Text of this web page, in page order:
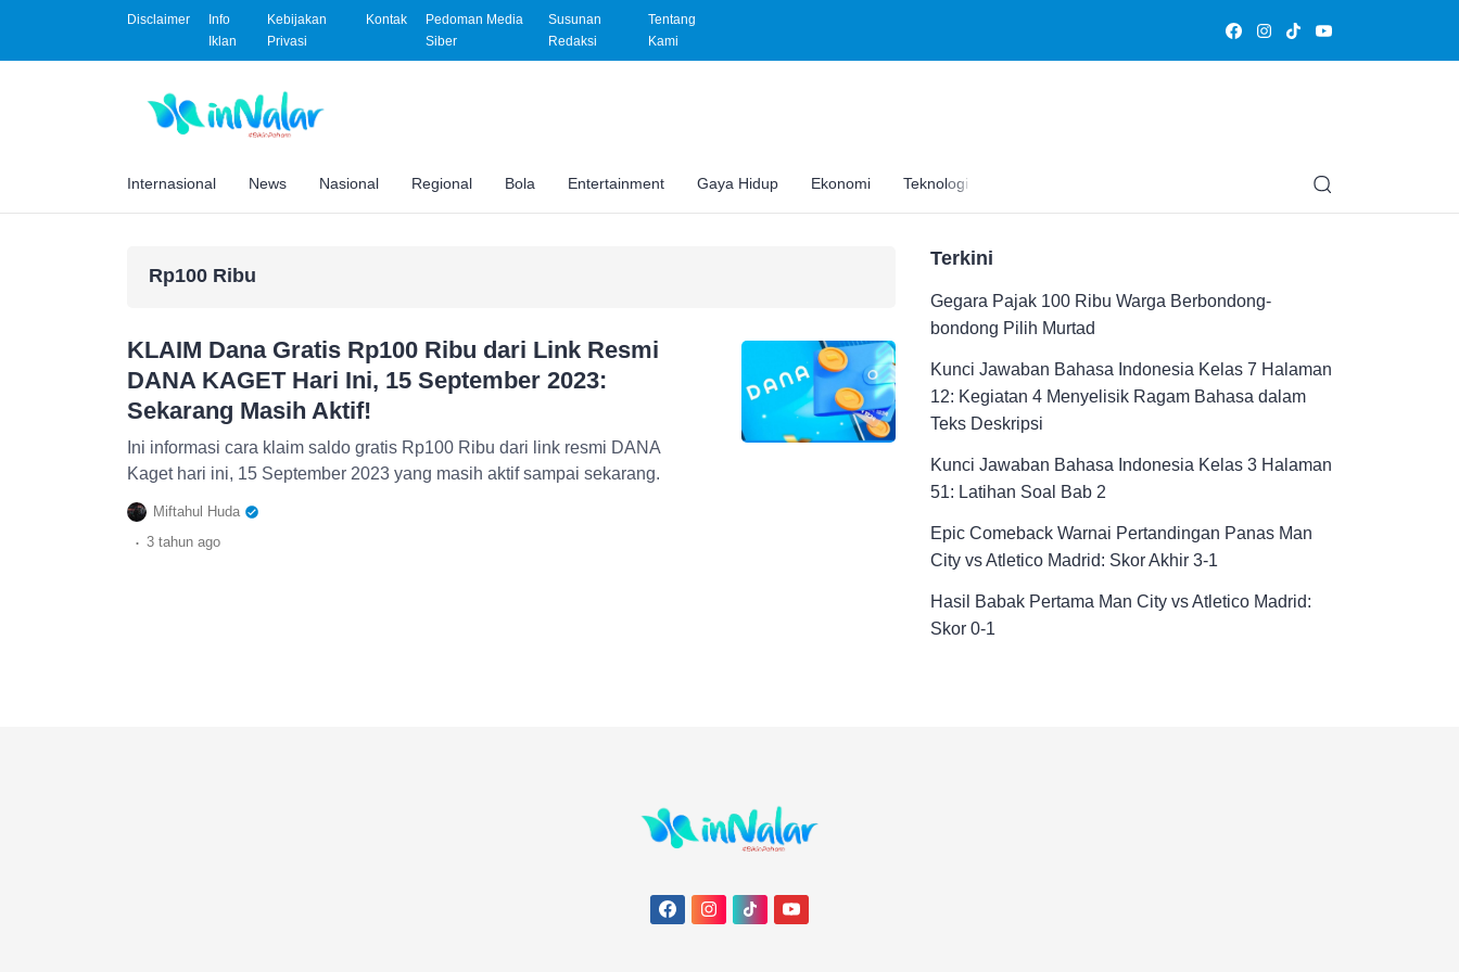
Disclaimer
Info
Iklan
Kebijakan
Privasi
Kontak
Pedoman Media
Siber
Susunan
Redaksi
Tentang
Kami
Internasional News Nasional Regional Bola Entertainment Gaya Hidup Ekonomi Teknologi Edukasi
Rp100 Ribu
KLAIM Dana Gratis Rp100 Ribu dari Link Resmi
DANA KAGET Hari Ini, 15 September 2023:
Sekarang Masih Aktif!
Ini informasi cara klaim saldo gratis Rp100 Ribu dari link resmi DANA
Kaget hari ini, 15 September 2023 yang masih aktif sampai sekarang.
Miftahul Huda
. 3 tahun ago
Terkini
Gegara Pajak 100 Ribu Warga Berbondong-
bondong Pilih Murtad
Kunci Jawaban Bahasa Indonesia Kelas 7 Halaman
12: Kegiatan 4 Menyelisik Ragam Bahasa dalam
Teks Deskripsi
Kunci Jawaban Bahasa Indonesia Kelas 3 Halaman
51: Latihan Soal Bab 2
Epic Comeback Warnai Pertandingan Panas Man
City vs Atletico Madrid: Skor Akhir 3-1
Hasil Babak Pertama Man City vs Atletico Madrid:
Skor 0-1